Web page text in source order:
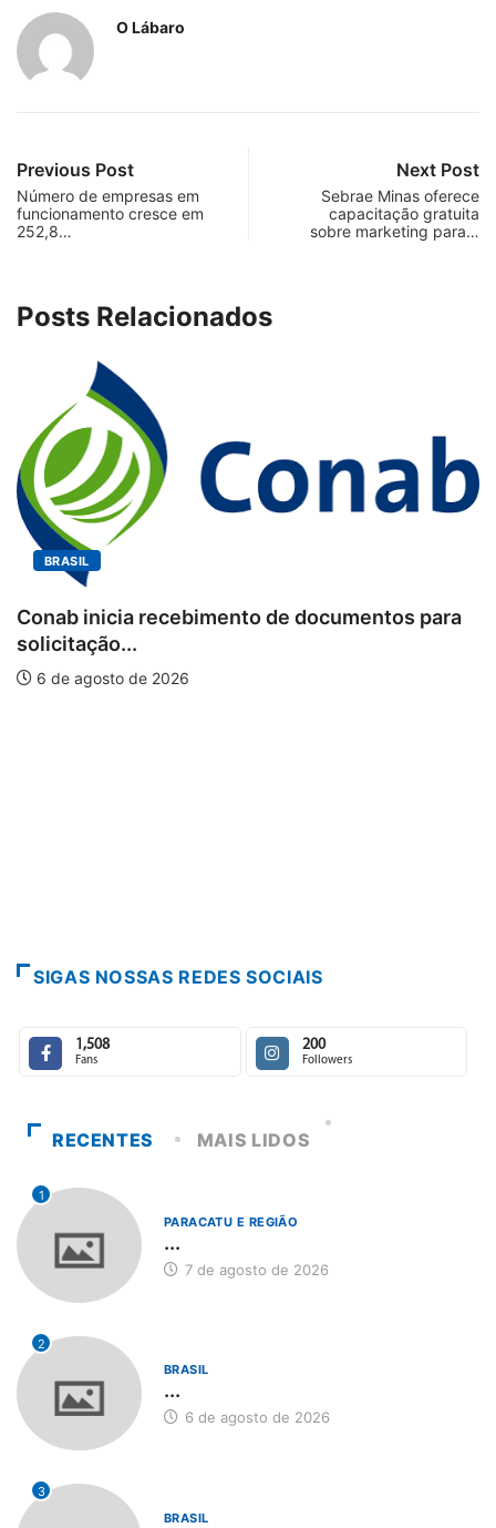
O Lábaro
Previous Post
Número de empresas em
funcionamento cresce em
252,8…
Next Post
Sebrae Minas oferece
capacitação gratuita
sobre marketing para…
Posts Relacionados
BRASIL
Conab inicia recebimento de documentos para
solicitação...
6 de agosto de 2026
SIGAS NOSSAS REDES SOCIAIS
1,508
Fans
200
Followers
RECENTES MAIS LIDOS
1
PARACATU E REGIÃO
...
7 de agosto de 2026
2
BRASIL
...
6 de agosto de 2026
3
BRASIL